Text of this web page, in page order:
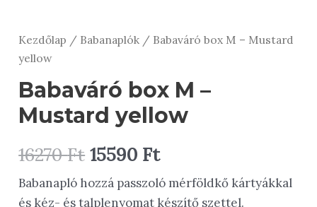
Kezdőlap / Babanaplók / Babaváró box M – Mustard
yellow
Babaváró box M –
Mustard yellow
16270Ft Original
price
15590 FtCurrent
price
Babanapló hozzá passzoló mérföldkő kártyákkal
és kéz- és talplenyomat készítő szettel.